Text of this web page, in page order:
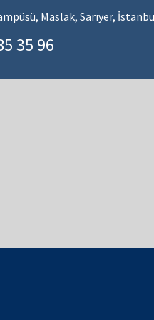
Maslak, Sarıyer,
35 96